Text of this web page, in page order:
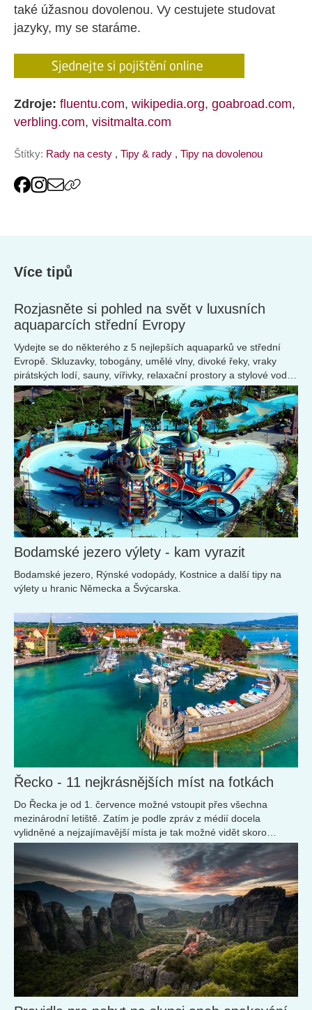
také úžasnou dovolenou. Vy cestujete studovat
jazyky, my se staráme.
Zdroje: fluentu.com, wikipedia.org, goabroad.com,
verbling.com, visitmalta.com
Štítky: Rady na cesty , Tipy & rady , Tipy na dovolenou
Více tipů
Rozjasněte si pohled na svět v luxusních
aquaparcích střední Evropy
Vydejte se do některého z 5 nejlepších aquaparků ve střední
Evropě. Skluzavky, tobogány, umělé vlny, divoké řeky, vraky
pirátských lodí, sauny, vířivky, relaxační prostory a stylové vodní
bary a restaurace. To vše nabízí aquaparky, které leží v
dojezdové vzdálenosti z domova. Za zlomek ceny exotické
dovolené v nich můžete strávit i několik dní.
Bodamské jezero výlety - kam vyrazit
Bodamské jezero, Rýnské vodopády, Kostnice a další tipy na
výlety u hranic Německa a Švýcarska.
Řecko - 11 nejkrásnějších míst na fotkách
Do Řecka je od 1. července možné vstoupit přes všechna
mezinárodní letiště. Zatím je podle zpráv z médií docela
vylidněné a nejzajímavější místa je tak možné vidět skoro
opuštěná. Namíchejte si ledové frappé a podívejte se s námi na
nejkrásnější z nich.